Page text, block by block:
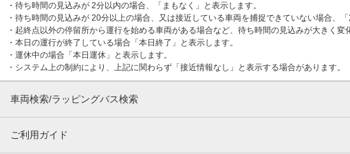
・待ち時間の見込みが 2分以内の場合、「まもなく」と表示します。
・待ち時間の見込みが 20分以上の場合、又は接近している車両を捕捉できていない場合、
・起終点以外の停留所から運行を始める車両がある場合など、待ち時間の見込みが大きく変
・本日の運行が終了している場合「本日終了」と表示します。
・運休中の場合「本日運休」と表示します。
・システム上の制約により、上記に関わらず「接近情報なし」と表示する場合があります。
車両検索/ラッピングバス検索
ご利用ガイド